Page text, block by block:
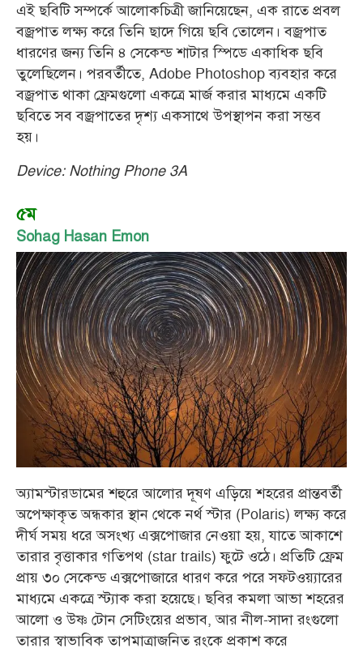
এই ছবিটি সম্পর্কে আলোকচিত্রী জানিয়েছেন, এক রাতে প্রবল
বজ্রপাত লক্ষ্য করে তিনি ছাদে গিয়ে ছবি তোলেন। বজ্রপাত
ধারণের জন্য তিনি ৪ সেকেন্ড শাটার স্পিডে একাধিক ছবি
তুলেছিলেন। পরবর্তীতে, Adobe Photoshop ব্যবহার করে
বজ্রপাত থাকা ফ্রেমগুলো একত্রে মার্জ করার মাধ্যমে একটি
ছবিতে সব বজ্রপাতের দৃশ্য একসাথে উপস্থাপন করা সম্ভব
হয়।
Device: Nothing Phone 3A
৫ম
Sohag Hasan Emon
অ্যামস্টারডামের শহুরে আলোর দূষণ এড়িয়ে শহরের প্রান্তবর্তী
অপেক্ষাকৃত অন্ধকার স্থান থেকে নর্থ স্টার (Polaris) লক্ষ্য করে
দীর্ঘ সময় ধরে অসংখ্য এক্সপোজার নেওয়া হয়, যাতে আকাশে
তারার বৃত্তাকার গতিপথ (star trails) ফুটে ওঠে। প্রতিটি ফ্রেম
প্রায় ৩০ সেকেন্ড এক্সপোজারে ধারণ করে পরে সফটওয়্যারের
মাধ্যমে একত্রে স্ট্যাক করা হয়েছে। ছবির কমলা আভা শহরের
আলো ও উষ্ণ টোন সেটিংয়ের প্রভাব, আর নীল-সাদা রংগুলো
তারার স্বাভাবিক তাপমাত্রাজনিত রংকে প্রকাশ করে